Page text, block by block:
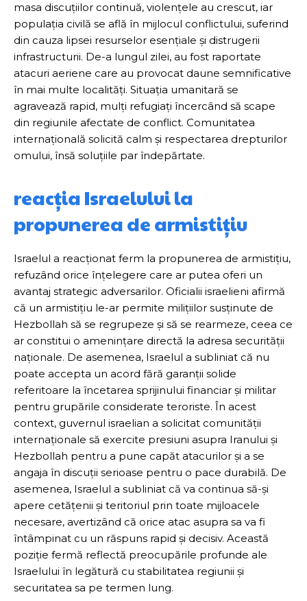
masa discuțiilor continuă, violențele au crescut, iar
populația civilă se află în mijlocul conflictului, suferind
din cauza lipsei resurselor esențiale și distrugerii
infrastructurii. De-a lungul zilei, au fost raportate
atacuri aeriene care au provocat daune semnificative
în mai multe localități. Situația umanitară se
agravează rapid, mulți refugiați încercând să scape
din regiunile afectate de conflict. Comunitatea
internațională solicită calm și respectarea drepturilor
omului, însă soluțiile par îndepărtate.
reacția Israelului la
propunerea de armistițiu
Israelul a reacționat ferm la propunerea de armistițiu,
refuzând orice înțelegere care ar putea oferi un
avantaj strategic adversarilor. Oficialii israelieni afirmă
că un armistițiu le-ar permite milițiilor susținute de
Hezbollah să se regrupeze și să se rearmeze, ceea ce
ar constitui o amenințare directă la adresa securității
naționale. De asemenea, Israelul a subliniat că nu
poate accepta un acord fără garanții solide
referitoare la încetarea sprijinului financiar și militar
pentru grupările considerate teroriste. În acest
context, guvernul israelian a solicitat comunității
internaționale să exercite presiuni asupra Iranului și
Hezbollah pentru a pune capăt atacurilor și a se
angaja în discuții serioase pentru o pace durabilă. De
asemenea, Israelul a subliniat că va continua să-și
apere cetățenii și teritoriul prin toate mijloacele
necesare, avertizând că orice atac asupra sa va fi
întâmpinat cu un răspuns rapid și decisiv. Această
poziție fermă reflectă preocupările profunde ale
Israelului în legătură cu stabilitatea regiunii și
securitatea sa pe termen lung.